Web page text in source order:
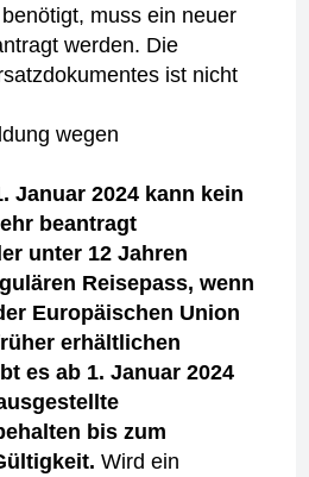
muss ein neuer
werden. Die
ist nicht
wegen
Januar 2024 kann kein
beantragt
unter 12 Jahren
Reisepass, wenn
Europäischen Union
erhältlichen
es ab 1. Januar 2024
bis zum
Wird ein